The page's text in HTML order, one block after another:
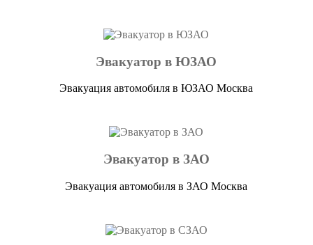
Эвакуатор в ЮЗАО
Эвакуация автомобиля в ЮЗАО Москва
Эвакуатор в ЗАО
Эвакуация автомобиля в ЗАО Москва